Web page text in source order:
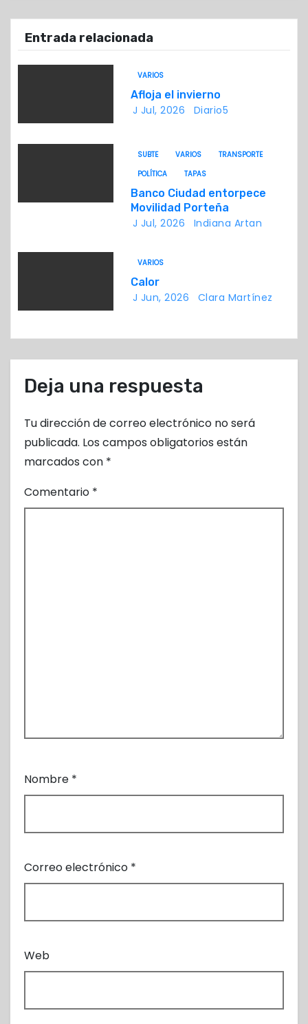
ó
n
e
a
a
s
Entrada relacionada
VARIOS
Afloja el invierno
J Jul, 2026 Diario5
SUBTE VARIOS
TRANSPORTE
POLÍTICA
TAPAS
Banco Ciudad entorpece
Movilidad Porteña
J Jul, 2026 Indiana Artan
VARIOS
Calor
J Jun, 2026 Clara Martínez
Deja una respuesta
Tu dirección de correo electrónico no será
publicada. Los campos obligatorios están
marcados con *
Comentario *
Nombre *
Correo electrónico *
Web